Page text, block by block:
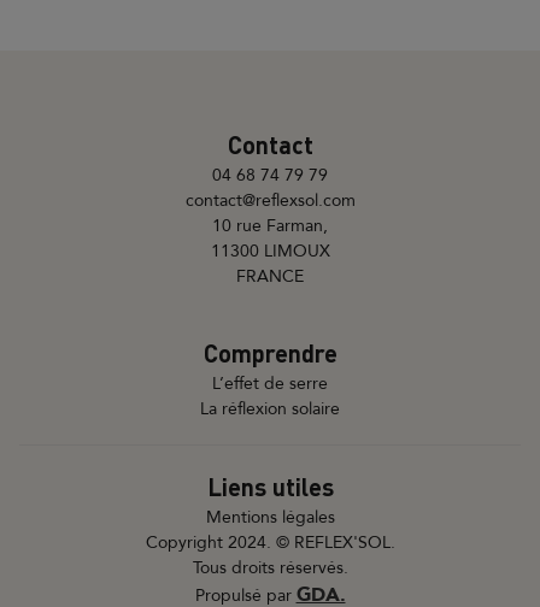
Contact
04 68 74 79 79
contact@reflexsol.com
10 rue Farman,
11300 LIMOUX
FRANCE
Comprendre
L’effet de serre
La réflexion solaire
Liens utiles
Mentions légales
Copyright 2024. © REFLEX'SOL.
Tous droits réservés.
Propulsé par GDA.